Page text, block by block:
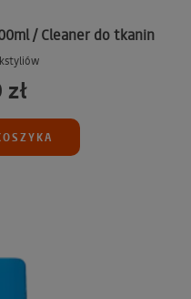
/ Cleaner do tkanin
zł